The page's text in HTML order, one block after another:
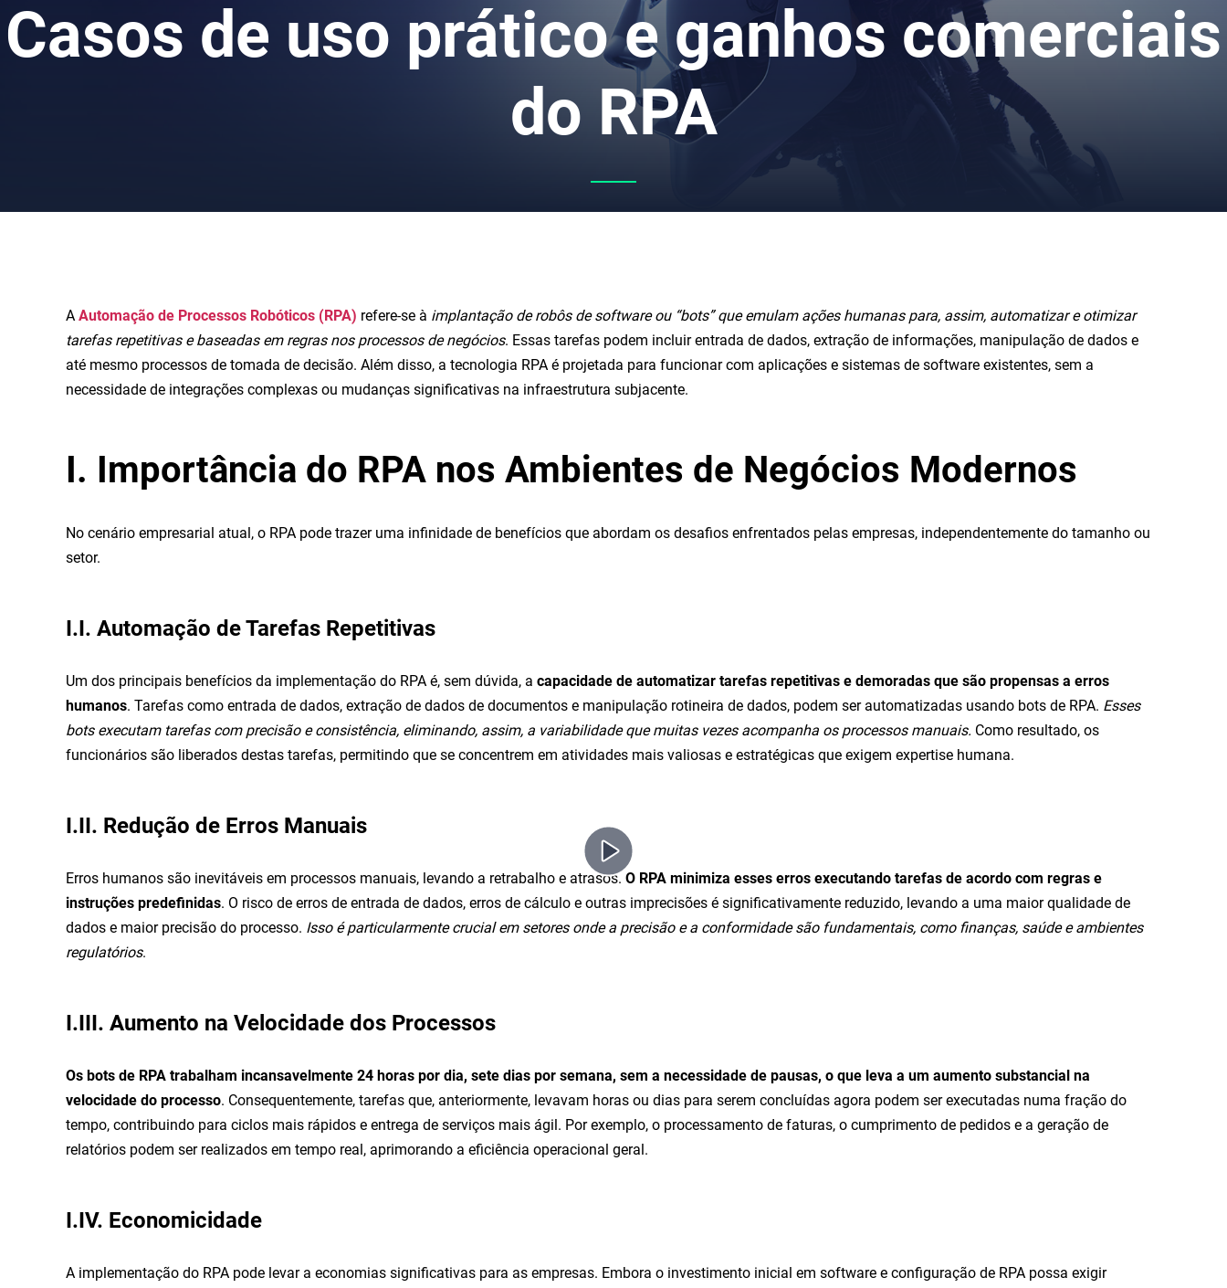
Casos de uso prático e ganhos comerciais
do RPA
A Automação de Processos Robóticos (RPA) refere-se à implantação de robôs de software ou “bots” que emulam ações humanas para, assim, automatizar e otimizar
tarefas repetitivas e baseadas em regras nos processos de negócios. Essas tarefas podem incluir entrada de dados, extração de informações, manipulação de dados e
até mesmo processos de tomada de decisão. Além disso, a tecnologia RPA é projetada para funcionar com aplicações e sistemas de software existentes, sem a
necessidade de integrações complexas ou mudanças significativas na infraestrutura subjacente.
I. Importância do RPA nos Ambientes de Negócios Modernos
No cenário empresarial atual, o RPA pode trazer uma infinidade de benefícios que abordam os desafios enfrentados pelas empresas, independentemente do tamanho ou
setor.
I.I. Automação de Tarefas Repetitivas
Um dos principais benefícios da implementação do RPA é, sem dúvida, a capacidade de automatizar tarefas repetitivas e demoradas que são propensas a erros
humanos. Tarefas como entrada de dados, extração de dados de documentos e manipulação rotineira de dados, podem ser automatizadas usando bots de RPA. Esses
bots executam tarefas com precisão e consistência, eliminando, assim, a variabilidade que muitas vezes acompanha os processos manuais. Como resultado, os
funcionários são liberados destas tarefas, permitindo que se concentrem em atividades mais valiosas e estratégicas que exigem expertise humana.
I.II. Redução de Erros Manuais
Erros humanos são inevitáveis em processos manuais, levando a retrabalho e atrasos. O RPA minimiza esses erros executando tarefas de acordo com regras e
instruções predefinidas. O risco de erros de entrada de dados, erros de cálculo e outras imprecisões é significativamente reduzido, levando a uma maior qualidade de
dados e maior precisão do processo. Isso é particularmente crucial em setores onde a precisão e a conformidade são fundamentais, como finanças, saúde e ambientes
regulatórios.
I.III. Aumento na Velocidade dos Processos
Os bots de RPA trabalham incansavelmente 24 horas por dia, sete dias por semana, sem a necessidade de pausas, o que leva a um aumento substancial na
velocidade do processo. Consequentemente, tarefas que, anteriormente, levavam horas ou dias para serem concluídas agora podem ser executadas numa fração do
tempo, contribuindo para ciclos mais rápidos e entrega de serviços mais ágil. Por exemplo, o processamento de faturas, o cumprimento de pedidos e a geração de
relatórios podem ser realizados em tempo real, aprimorando a eficiência operacional geral.
I.IV. Economicidade
A implementação do RPA pode levar a economias significativas para as empresas. Embora o investimento inicial em software e configuração de RPA possa exigir